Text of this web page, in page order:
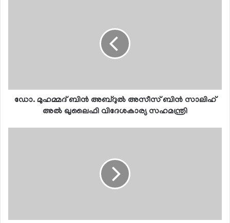
ഡോ. മുഹമ്മദ് ബിന്‍ അബ്ദുല്‍ അസീസ് ബിന്‍ സാലിഹ്
അല്‍ ഖുലൈഫി വിദേശകാര്യ സഹമന്ത്രി